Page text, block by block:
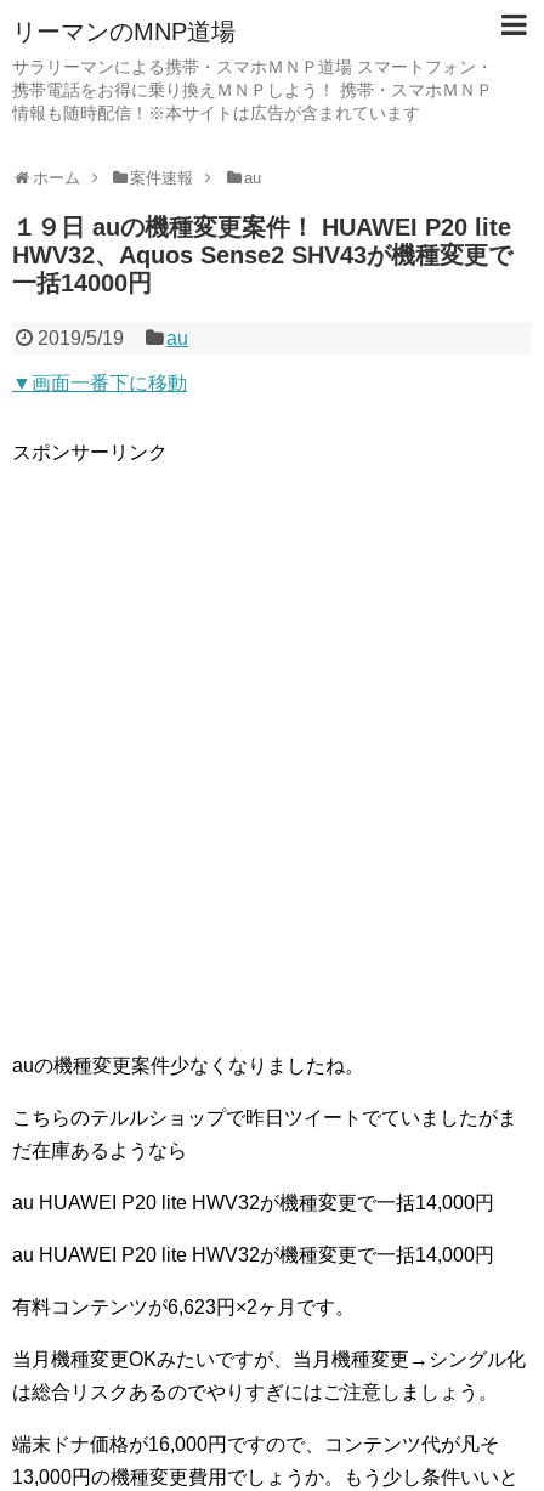
リーマンのMNP道場
サラリーマンによる携帯・スマホＭＮＰ道場 スマートフォン・
携帯電話をお得に乗り換えＭＮＰしよう！ 携帯・スマホＭＮＰ
情報も随時配信！※本サイトは広告が含まれています
ホーム 案件速報 au
１９日 auの機種変更案件！ HUAWEI P20 lite
HWV32、Aquos Sense2 SHV43が機種変更で
一括14000円
2019/5/19 au
▼画面一番下に移動
スポンサーリンク
auの機種変更案件少なくなりましたね。
こちらのテルルショップで昨日ツイートでていましたがま
だ在庫あるようなら
au HUAWEI P20 lite HWV32が機種変更で一括14,000円
au HUAWEI P20 lite HWV32が機種変更で一括14,000円
有料コンテンツが6,623円×2ヶ月です。
当月機種変更OKみたいですが、当月機種変更→シングル化
は総合リスクあるのでやりすぎにはご注意しましょう。
端末ドナ価格が16,000円ですので、コンテンツ代が凡そ
13,000円の機種変更費用でしょうか。もう少し条件いいと